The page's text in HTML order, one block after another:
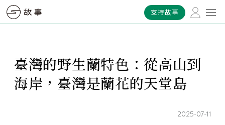
支持故事
臺灣的野生蘭特色：從高山到
海岸，臺灣是蘭花的天堂島
2025-07-11